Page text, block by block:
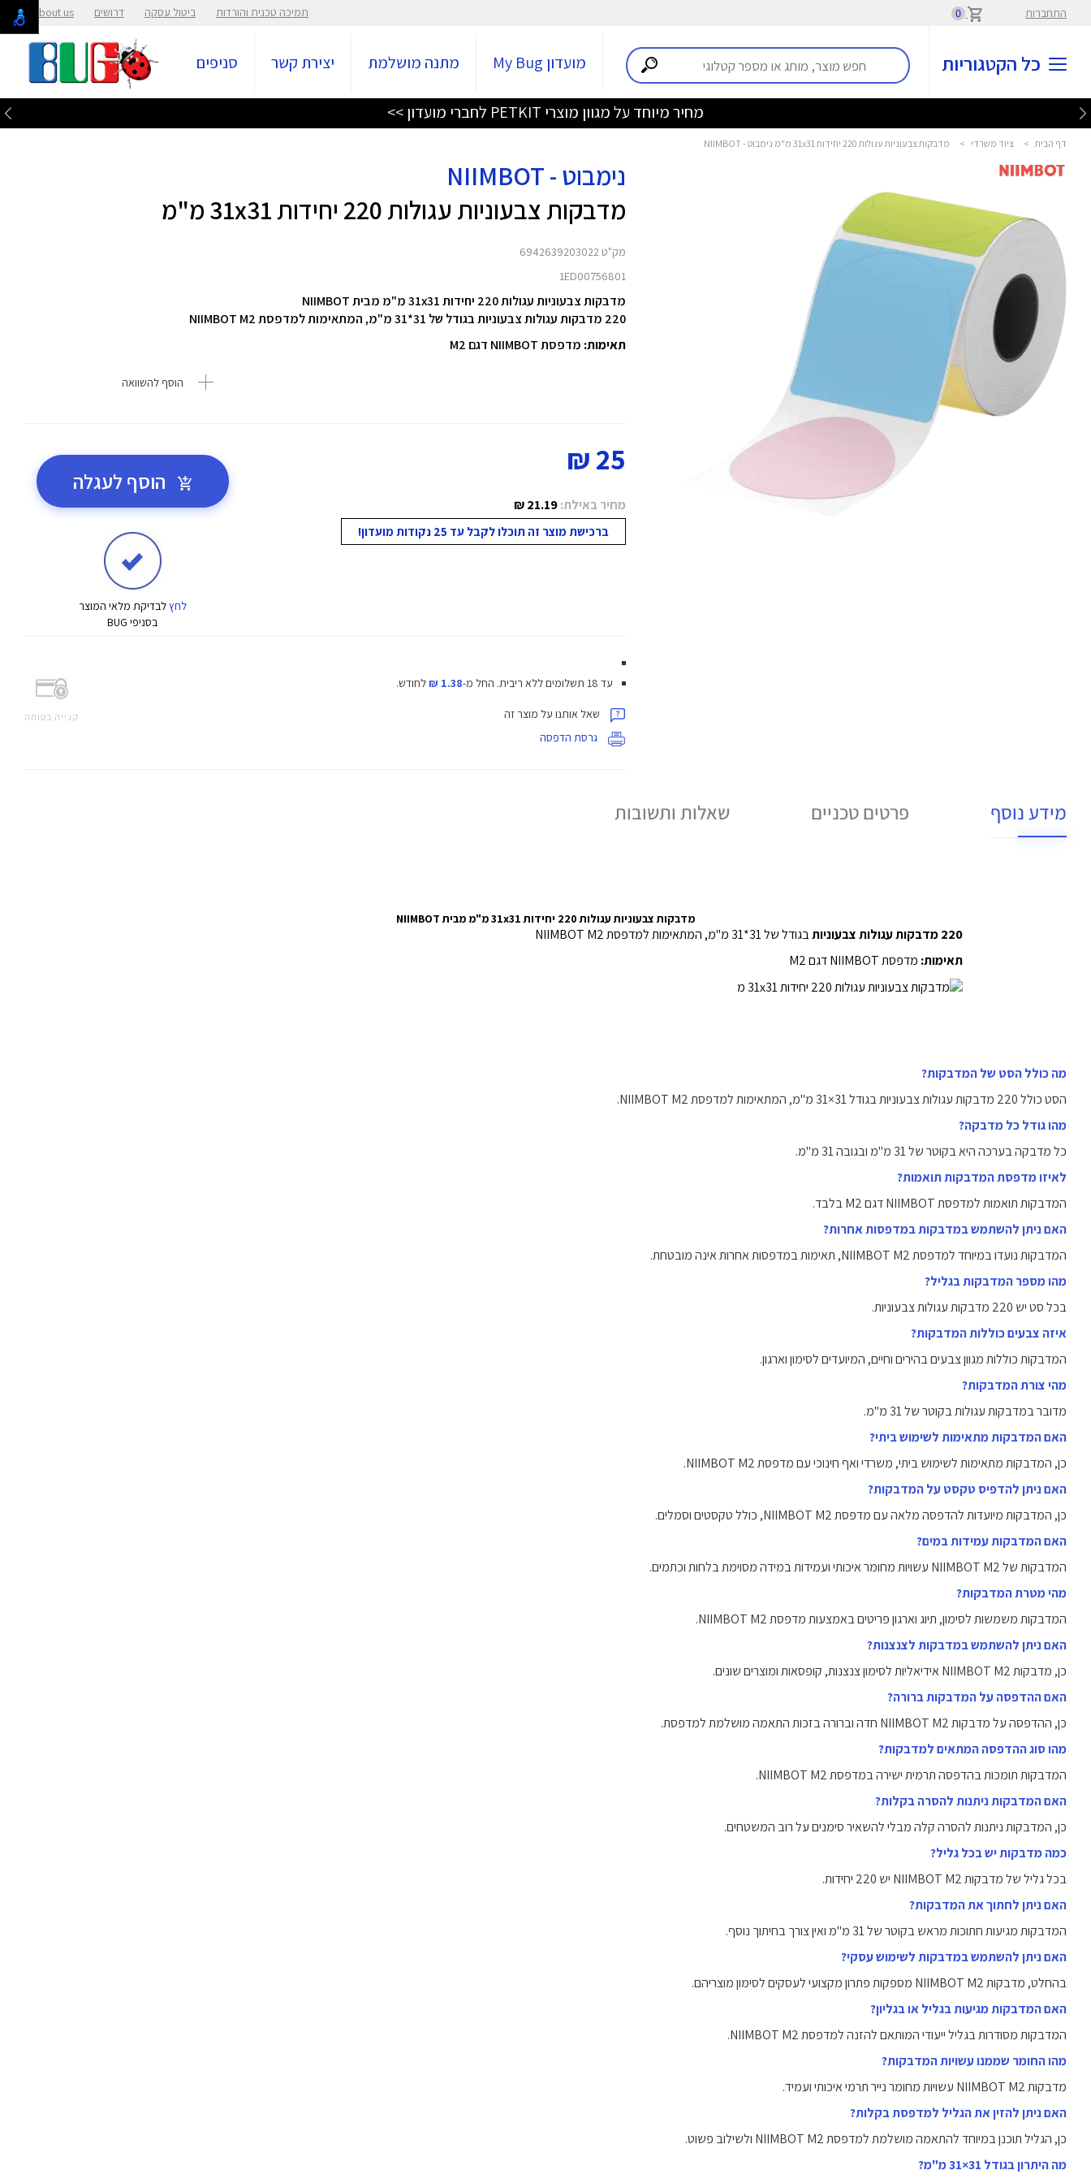
התחברות 0 תמיכה טכנית והורדות ביטול עסקה דרושים About us
כל הקטגוריות מועדון My Bug מתנה מושלמת יצירת קשר סניפים
מחיר מיוחד על מגוון מוצרי PETKIT לחברי מועדון >>
דף הבית > ציוד משרדי > מדבקות צבעוניות עגולות 220 יחידות 31x31 מ"מ נימבוט - NIIMBOT
נימבוט - NIIMBOT
מדבקות צבעוניות עגולות 220 יחידות 31x31 מ"מ
מק"ט 6942639203022
1ED00756801
מדבקות צבעוניות עגולות 220 יחידות 31x31 מ"מ מבית NIIMBOT
220 מדבקות עגולות צבעוניות בגודל של 31*31 מ"מ, המתאימות למדפסת NIIMBOT M2
תאימות: מדפסת NIIMBOT דגם M2
הוסף להשוואה
25 ₪
מחיר באילת:21.19 ₪
ברכישת מוצר זה תוכלו לקבל עד 25 נקודות מועדון!
הוסף לעגלה
לחץלבדיקת מלאי המוצר
בסניפי BUG
קנייה בטוחה
עד 18 תשלומים ללא ריבית. החל מ-1.38 ₪ לחודש.
שאל אותנו על מוצר זה
גרסת הדפסה
מידע נוסף פרטים טכניים שאלות ותשובות
מדבקות צבעוניות עגולות 220 יחידות 31x31 מ"מ מבית NIIMBOT
220 מדבקות עגולות צבעוניות
בגודל של 31*31 מ"מ, המתאימות למדפסת NIIMBOT M2
תאימות: מדפסת NIIMBOT דגם M2
מה כולל הסט של המדבקות?
הסט כולל 220 מדבקות עגולות צבעוניות בגודל 31×31 מ"מ, המתאימות למדפסת NIIMBOT M2.
מהו גודל כל מדבקה?
כל מדבקה בערכה היא בקוטר של 31 מ"מ ובגובה 31 מ"מ.
לאיזו מדפסת המדבקות תואמות?
המדבקות תואמות למדפסת NIIMBOT דגם M2 בלבד.
האם ניתן להשתמש במדבקות במדפסות אחרות?
המדבקות נועדו במיוחד למדפסת NIIMBOT M2, תאימות במדפסות אחרות אינה מובטחת.
מהו מספר המדבקות בגליל?
בכל סט יש 220 מדבקות עגולות צבעוניות.
איזה צבעים כוללות המדבקות?
המדבקות כוללות מגוון צבעים בהירים וחיים, המיועדים לסימון וארגון.
מהי צורת המדבקות?
מדובר במדבקות עגולות בקוטר של 31 מ"מ.
האם המדבקות מתאימות לשימוש ביתי?
כן, המדבקות מתאימות לשימוש ביתי, משרדי ואף חינוכי עם מדפסת NIIMBOT M2.
האם ניתן להדפיס טקסט על המדבקות?
כן, המדבקות מיועדות להדפסה מלאה עם מדפסת NIIMBOT M2, כולל טקסטים וסמלים.
האם המדבקות עמידות במים?
המדבקות של NIIMBOT M2 עשויות מחומר איכותי ועמידות במידה מסוימת בלחות וכתמים.
מהי מטרת המדבקות?
המדבקות משמשות לסימון, תיוג וארגון פריטים באמצעות מדפסת NIIMBOT M2.
האם ניתן להשתמש במדבקות לצנצנות?
כן, מדבקות NIIMBOT M2 אידיאליות לסימון צנצנות, קופסאות ומוצרים שונים.
האם ההדפסה על המדבקות ברורה?
כן, ההדפסה על מדבקות NIIMBOT M2 חדה וברורה בזכות התאמה מושלמת למדפסת.
מהו סוג ההדפסה המתאים למדבקות?
המדבקות תומכות בהדפסה תרמית ישירה במדפסת NIIMBOT M2.
האם המדבקות ניתנות להסרה בקלות?
כן, המדבקות ניתנות להסרה קלה מבלי להשאיר סימנים על רוב המשטחים.
כמה מדבקות יש בכל גליל?
בכל גליל של מדבקות NIIMBOT M2 יש 220 יחידות.
האם ניתן לחתוך את המדבקות?
המדבקות מגיעות חתוכות מראש בקוטר של 31 מ"מ ואין צורך בחיתוך נוסף.
האם ניתן להשתמש במדבקות לשימוש עסקי?
בהחלט, מדבקות NIIMBOT M2 מספקות פתרון מקצועי לעסקים לסימון מוצריהם.
האם המדבקות מגיעות בגליל או בגליון?
המדבקות מסודרות בגליל ייעודי המותאם להזנה למדפסת NIIMBOT M2.
מהו החומר שממנו עשויות המדבקות?
מדבקות NIIMBOT M2 עשויות מחומר נייר תרמי איכותי ועמיד.
האם ניתן להזין את הגליל למדפסת בקלות?
כן, הגליל תוכנן במיוחד להתאמה מושלמת למדפסת NIIMBOT M2 ולשילוב פשוט.
מה היתרון בגודל 31×31 מ"מ?